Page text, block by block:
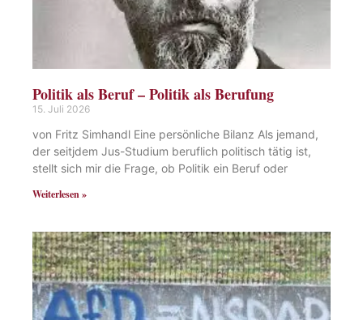
Politik als Beruf – Politik als Berufung
15. Juli 2026
von Fritz Simhandl Eine persönliche Bilanz Als jemand,
der seitjdem Jus-Studium beruflich politisch tätig ist,
stellt sich mir die Frage, ob Politik ein Beruf oder
Weiterlesen »